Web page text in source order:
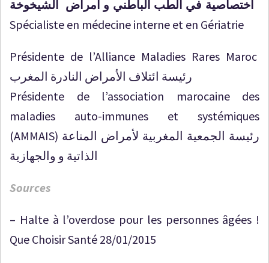
اختصاصية في الطب الباطني و أمراض الشيخوخة
Spécialiste en médecine interne et en Gériatrie
Présidente de l’Alliance Maladies Rares Maroc
رئيسة ائتلاف الأمراض النادرة المغرب
Présidente de l’association marocaine des
maladies auto-immunes et systémiques
(AMMAIS) رئيسة الجمعية المغربية لأمراض المناعة
الذاتية و والجهازية
Sources
– Halte à l’overdose pour les personnes âgées !
Que Choisir Santé 28/01/2015